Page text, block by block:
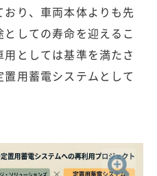
り、車両本体よりも先
しての寿命を迎えるこ
としては基準を満たさ
用蓄電システムとして